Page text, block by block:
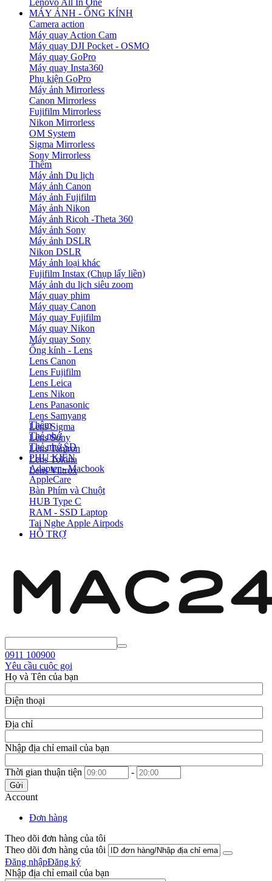
Lenovo All In One
MÁY ẢNH - ỐNG KÍNH
Camera action
Máy quay Action Cam
Máy quay DJI Pocket - OSMO
Máy quay GoPro
Máy quay Insta360
Phụ kiện GoPro
Máy ảnh Mirrorless
Canon Mirrorless
Fujifilm Mirrorless
Nikon Mirrorless
OM System
Sigma Mirrorless
Sony Mirrorless
Thêm
Máy ảnh Du lịch
Máy ảnh Canon
Máy ảnh Fujifilm
Máy ảnh Nikon
Máy ảnh Ricoh -Theta 360
Máy ảnh Sony
Máy ảnh DSLR
Nikon DSLR
Máy ảnh loại khác
Fujifilm Instax (Chụp lấy liền)
Máy ảnh du lịch siêu zoom
Máy quay phim
Máy quay Canon
Máy quay Fujifilm
Máy quay Nikon
Máy quay Sony
Ống kính - Lens
Lens Canon
Lens Fujifilm
Lens Leica
Lens Nikon
Lens Panasonic
Lens Samyang
Lens Sigma
Lens Sony
Lens Tamron
Lens Tokina
Lens Viltrox
Thêm
Thẻ nhớ
Thẻ nhớ SD
PHỤ KIỆN
Adapter - Macbook
AppleCare
Bàn Phím và Chuột
HUB Type C
RAM - SSD Laptop
Tai Nghe Apple Airpods
HỖ TRỢ
0911 100900
Yêu cầu cuộc gọi
Họ và Tên của bạn
Điện thoại
Địa chỉ
Nhập địa chỉ email của bạn
Thời gian thuận tiện -
Gửi
Account
Đơn hàng
Theo dõi đơn hàng của tôi
Theo dõi đơn hàng của tôi
Đăng nhậpĐăng ký
Nhập địa chỉ email của bạn